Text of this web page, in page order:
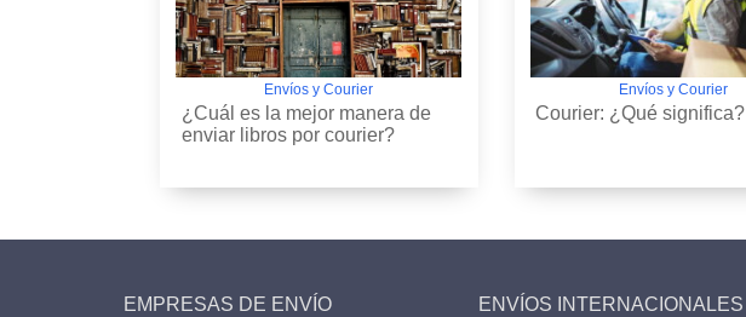
Envíos y Courier
¿Cuál es la mejor manera de
enviar libros por courier?
Envíos y Courier
Courier: ¿Qué significa?
EMPRESAS DE ENVÍO ENVÍOS INTERNACIONALES